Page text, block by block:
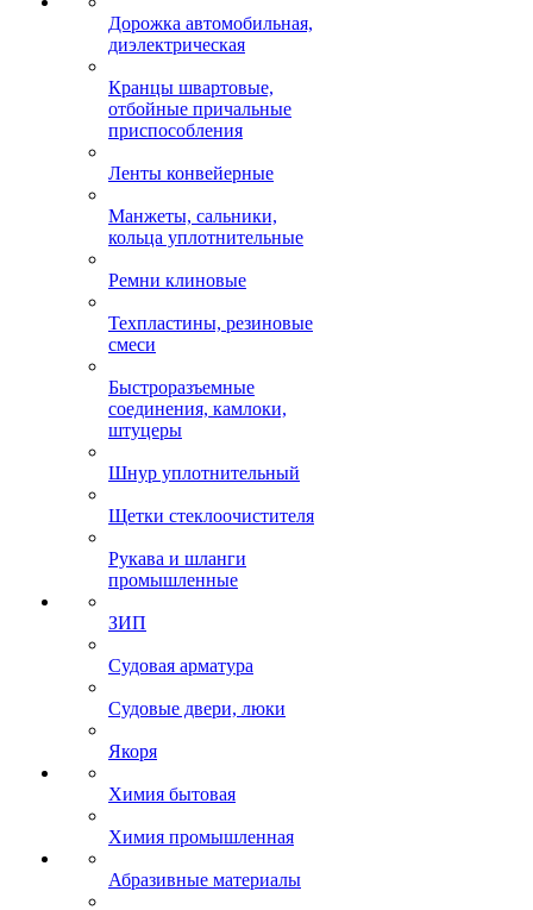
Дорожка автомобильная,
диэлектрическая
Кранцы швартовые,
отбойные причальные
приспособления
Ленты конвейерные
Манжеты, сальники,
кольца уплотнительные
Ремни клиновые
Техпластины, резиновые
смеси
Быстроразъемные
соединения, камлоки,
штуцеры
Шнур уплотнительный
Щетки стеклоочистителя
Рукава и шланги
промышленные
ЗИП
Судовая арматура
Судовые двери, люки
Якоря
Химия бытовая
Химия промышленная
Абразивные материалы